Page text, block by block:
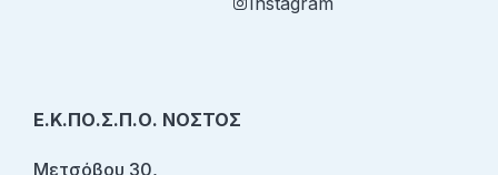
Ε.Κ.ΠΟ.Σ.Π.Ο. ΝΟΣΤΟΣ
Μετσόβου 30,